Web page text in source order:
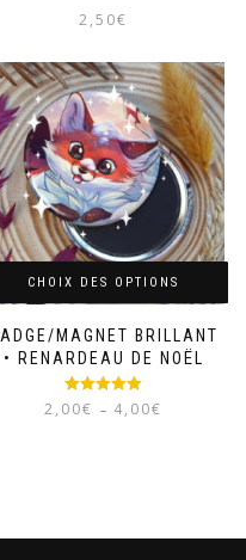
2,50€
MAGNET BRILLANT
• RENARDEAU DE NOËL
Note
5.00
sur 5
2,00€ – 4,00€
CHOIX DES OPTIONS
variations.